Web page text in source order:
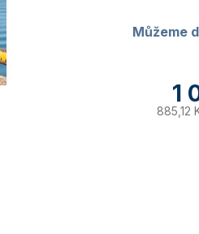
Můžeme
1
885,12